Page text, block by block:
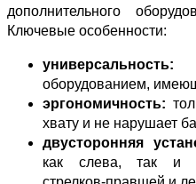
дополнительного
Ключевые особенности:
универсальность:
оборудованием,
эргономичность:
хвату и не нарушает
двусторонняя
как слева, так и